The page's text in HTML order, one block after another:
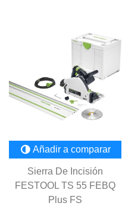
Añadir a comparar
Sierra De Incisión
FESTOOL TS 55 FEBQ
Plus FS